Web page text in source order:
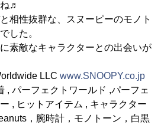
♬
相性抜群な、スヌーピーのモノト
した。
素敵なキャラクターとの出会いが
LLC www.SNOOPY.co.jp
, パーフェクトワールド ,パーフェ
, ヒットアイテム , キャラクター
，腕時計，モノトーン，白黒